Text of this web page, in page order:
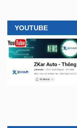
YOUTUBE